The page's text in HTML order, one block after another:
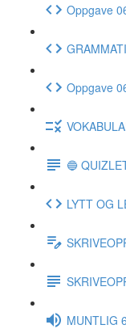
Oppgave
Oppgave
🔵
LYTT OG
MUNTLIG 6